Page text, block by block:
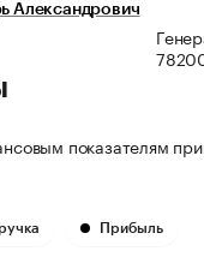
Александрович
показателям
Прибыль